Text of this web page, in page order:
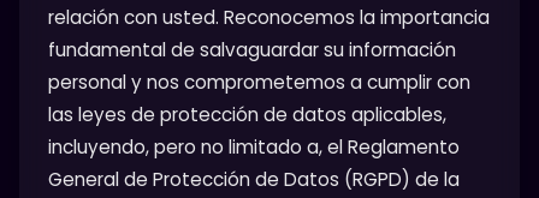
relación con usted. Reconocemos la importancia
fundamental de salvaguardar su información
personal y nos comprometemos a cumplir con
las leyes de protección de datos aplicables,
incluyendo, pero no limitado a, el Reglamento
General de Protección de Datos (RGPD) de la